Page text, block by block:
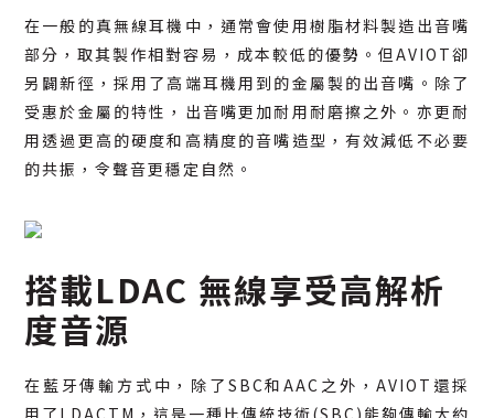
在一般的真無線耳機中，通常會使用樹脂材料製造出音嘴
部分，取其製作相對容易，成本較低的優勢。但AVIOT卻
另闢新徑，採用了高端耳機用到的金屬製的出音嘴。除了
受惠於金屬的特性，出音嘴更加耐用耐磨擦之外。亦更耐
用透過更高的硬度和高精度的音嘴造型，有效減低不必要
的共振，令聲音更穩定自然。
搭載LDAC 無線享受高解析
度音源
在藍牙傳輸方式中，除了SBC和AAC之外，AVIOT還採